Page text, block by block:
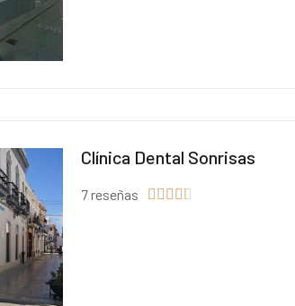
Clínica Dental Sonrisas
7 reseñas     